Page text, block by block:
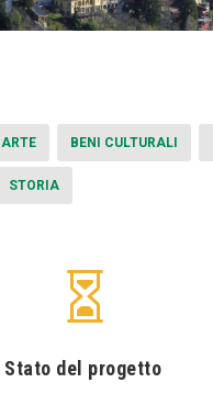
ARTE BENI CULTURALI
STORIA

Stato del progetto